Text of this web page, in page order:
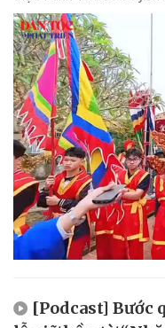
[Podcast] Bước